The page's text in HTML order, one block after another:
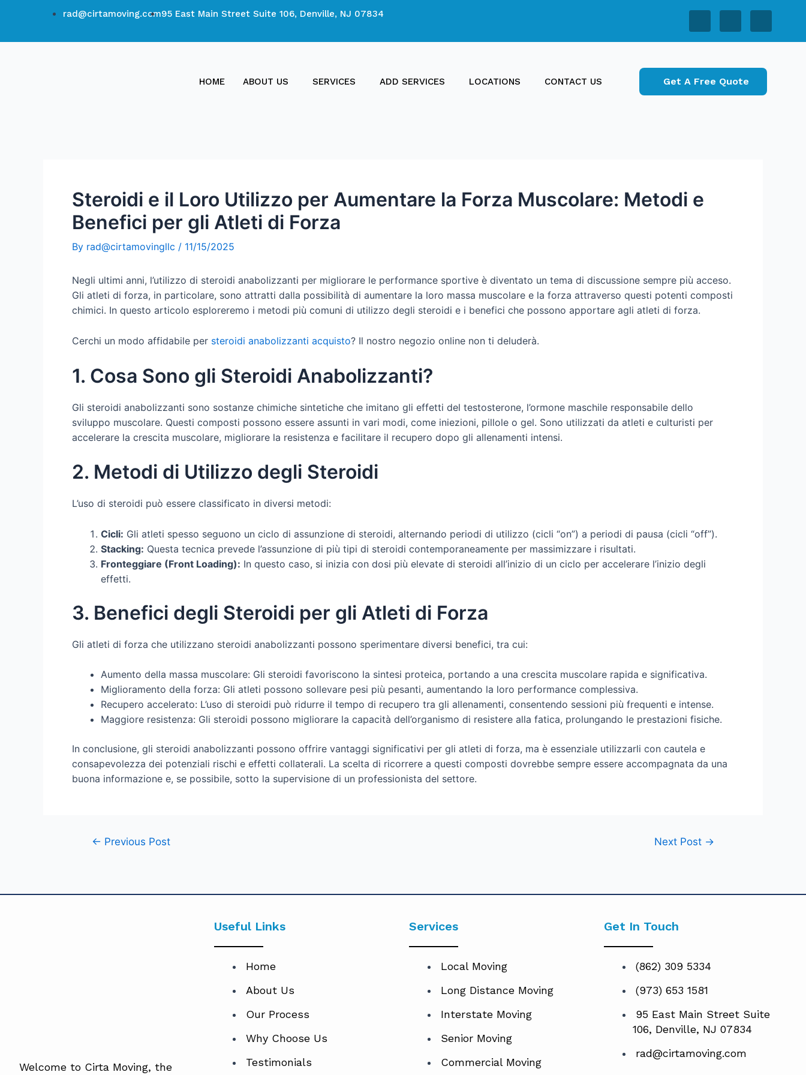
rad@cirtamoving.com95 East Main Street Suite 106, Denville, NJ 07834
HOME ABOUT US SERVICES ADD SERVICES LOCATIONS CONTACT US Get A Free Quote
Steroidi e il Loro Utilizzo per Aumentare la Forza Muscolare: Metodi e
Benefici per gli Atleti di Forza
By rad@cirtamovingllc / 11/15/2025
Negli ultimi anni, l’utilizzo di steroidi anabolizzanti per migliorare le performance sportive è diventato un tema di discussione sempre più acceso.
Gli atleti di forza, in particolare, sono attratti dalla possibilità di aumentare la loro massa muscolare e la forza attraverso questi potenti composti
chimici. In questo articolo esploreremo i metodi più comuni di utilizzo degli steroidi e i benefici che possono apportare agli atleti di forza.
Cerchi un modo affidabile per steroidi anabolizzanti acquisto? Il nostro negozio online non ti deluderà.
1. Cosa Sono gli Steroidi Anabolizzanti?
Gli steroidi anabolizzanti sono sostanze chimiche sintetiche che imitano gli effetti del testosterone, l’ormone maschile responsabile dello
sviluppo muscolare. Questi composti possono essere assunti in vari modi, come iniezioni, pillole o gel. Sono utilizzati da atleti e culturisti per
accelerare la crescita muscolare, migliorare la resistenza e facilitare il recupero dopo gli allenamenti intensi.
2. Metodi di Utilizzo degli Steroidi
L’uso di steroidi può essere classificato in diversi metodi:
Cicli: Gli atleti spesso seguono un ciclo di assunzione di steroidi, alternando periodi di utilizzo (cicli “on”) a periodi di pausa (cicli “off”).
Stacking: Questa tecnica prevede l’assunzione di più tipi di steroidi contemporaneamente per massimizzare i risultati.
Fronteggiare (Front Loading): In questo caso, si inizia con dosi più elevate di steroidi all’inizio di un ciclo per accelerare l’inizio degli
effetti.
3. Benefici degli Steroidi per gli Atleti di Forza
Gli atleti di forza che utilizzano steroidi anabolizzanti possono sperimentare diversi benefici, tra cui:
Aumento della massa muscolare: Gli steroidi favoriscono la sintesi proteica, portando a una crescita muscolare rapida e significativa.
Miglioramento della forza: Gli atleti possono sollevare pesi più pesanti, aumentando la loro performance complessiva.
Recupero accelerato: L’uso di steroidi può ridurre il tempo di recupero tra gli allenamenti, consentendo sessioni più frequenti e intense.
Maggiore resistenza: Gli steroidi possono migliorare la capacità dell’organismo di resistere alla fatica, prolungando le prestazioni fisiche.
In conclusione, gli steroidi anabolizzanti possono offrire vantaggi significativi per gli atleti di forza, ma è essenziale utilizzarli con cautela e
consapevolezza dei potenziali rischi e effetti collaterali. La scelta di ricorrere a questi composti dovrebbe sempre essere accompagnata da una
buona informazione e, se possibile, sotto la supervisione di un professionista del settore.
← Previous Post Next Post →
Welcome to Cirta Moving, the
Useful Links
Home
About Us
Our Process
Why Choose Us
Testimonials
Services
Local Moving
Long Distance Moving
Interstate Moving
Senior Moving
Commercial Moving
Get In Touch
(862) 309 5334
(973) 653 1581
95 East Main Street Suite
106, Denville, NJ 07834
rad@cirtamoving.com